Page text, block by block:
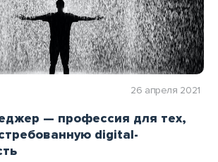
26 апреля 2021
— профессия для тех,
digital-